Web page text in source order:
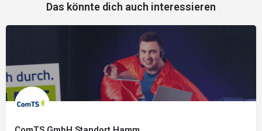
Das könnte dich auch interessieren